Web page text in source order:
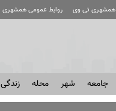
همشهری تی وی روابط عمومی همشهری
جامعه شهر محله زندگی